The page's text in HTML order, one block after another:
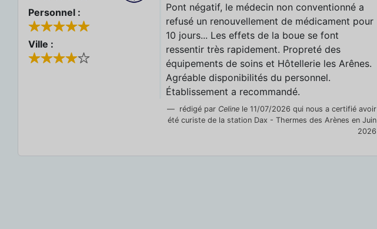
Personnel :
Ville :
Pont négatif, le médecin non conventionné a
refusé un renouvellement de médicament pour
10 jours... Les effets de la boue se font
ressentir très rapidement. Propreté des
équipements de soins et Hôtellerie les Arênes.
Agréable disponibilités du personnel.
Établissement a recommandé.
rédigé par Celinele 11/07/2026 qui nous a certifié avoir
été curiste de la station Dax - Thermes des Arènes en Juin
2026